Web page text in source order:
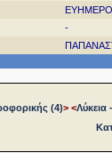
-
(4)> <Λύκεια